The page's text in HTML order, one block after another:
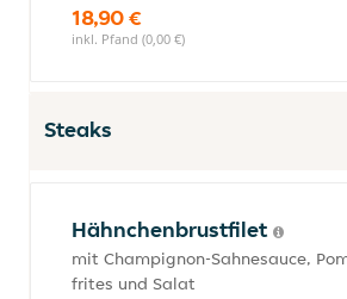
18,90 €
inkl. Pfand (0,00 €)
Steaks
Hähnchenbrustfilet
mit Champignon-Sahnesauce,
frites und Salat